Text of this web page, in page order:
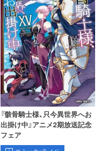
『骸骨騎士様、只今異世界へお
出掛け中』アニメ2期放送記念
フェア